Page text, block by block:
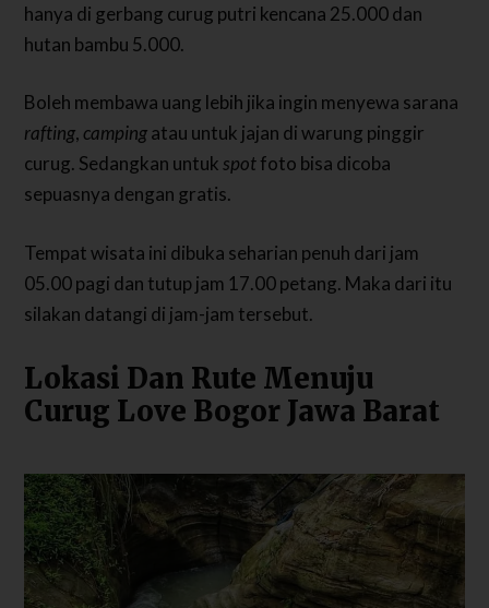
hanya di gerbang curug putri kencana 25.000 dan
hutan bambu 5.000.
Boleh membawa uang lebih jika ingin menyewa sarana
rafting, campingatau untuk jajan di warung pinggir
curug. Sedangkan untukspotfoto bisa dicoba
sepuasnya dengan gratis.
Tempat wisata ini dibuka seharian penuh dari jam
05.00 pagi dan tutup jam 17.00 petang. Maka dari itu
silakan datangi di jam-jam tersebut.
Lokasi Dan Rute Menuju
Curug Love Bogor Jawa Barat